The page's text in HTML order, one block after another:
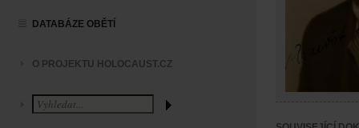
DATABÁZE OBĚTÍ
O PROJEKTU HOLOCAUST.CZ